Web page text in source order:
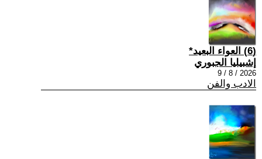
(6) العواء البعيد*
إشبيليا الجبوري
2026 / 8 / 9
الادب والفن